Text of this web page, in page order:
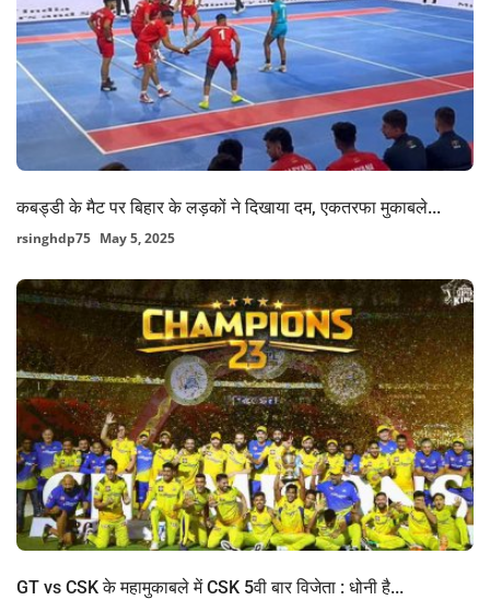
कबड्डी के मैट पर बिहार के लड़कों ने दिखाया दम, एकतरफा मुकाबले...
rsinghdp75 May 5, 2025
GT vs CSK के महामुकाबले में CSK 5वी बार विजेता : धोनी है...